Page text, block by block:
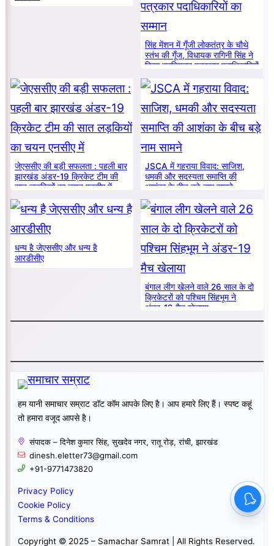
सिंह मेंशन में गूँजी लोकतंत्र के चौथे
स्तंभ की गूँज, विधायक रागिनी सिंह ने
किया नवनियुक्त पत्रकार पदाधिकारियों
का सम्मान
जेएससीए की बड़ी सफलता : पहली बार
झारखंड अंडर-19 क्रिकेट टीम की
सात लड़कियों का चयन एनसीए में
JSCA में गहराया विवाद: साजिश,
धमकी और सदस्यता समाप्ति की
आशंका के बीच बड़े नाम सामने
धन्य है जेएससीए और धन्य है
आरडीसीए
बंगाल लीग खेलने वाले 26 साल के दो
क्रिकेटरों को पश्चिम सिंहभूम ने
अंडर-19 मैच खेलाया
हम यानी समाचार सम्राट डॉट कॉम आपके लिए है। आप हमारे लिए हैं। स्पष्ट कहूं
तो हमारा वजूद आपसे है।
संपादक – दिनेश कुमार सिंह, सुखदेव नगर, रातू रोड़, रांची, झारखंड
dinesh.eletter73@gmail.com
+91-9771473820
Privacy Policy
Cookie Policy
Terms & Conditions
Copyright © 2025 – Samachar Samrat | All Rights Reserved.